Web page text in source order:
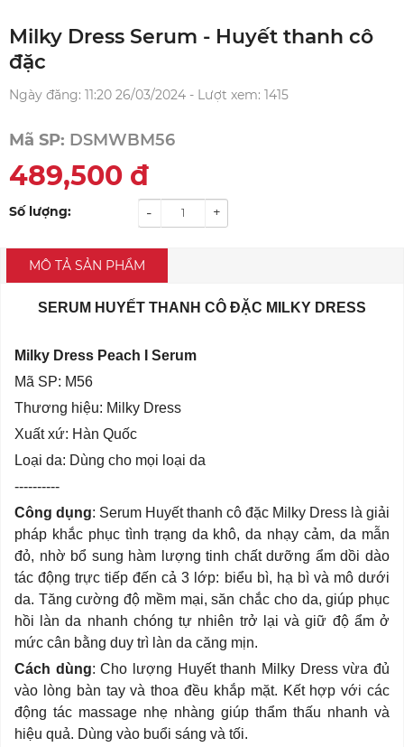
Milky Dress Serum - Huyết thanh cô
đặc
Ngày đăng: 11:20 26/03/2024 - Lượt xem: 1415
Mã SP: DSMWBM56
489,500 đ
Số lượng: +
-
MÔ TẢ SẢN PHẨM
SERUM HUYẾT THANH CÔ ĐẶC MILKY DRESS
Milky Dress Peach I Serum
Mã SP: M56
Thương hiệu: Milky Dress
Xuất xứ: Hàn Quốc
Loại da: Dùng cho mọi loại da
----------
Công dụng: Serum Huyết thanh cô đặc Milky Dress là giải
pháp khắc phục tình trạng da khô, da nhạy cảm, da mẫn
đỏ, nhờ bổ sung hàm lượng tinh chất dưỡng ẩm dồi dào
tác động trực tiếp đến cả 3 lớp: biểu bì, hạ bì và mô dưới
da. Tăng cường độ mềm mại, săn chắc cho da, giúp phục
hồi làn da nhanh chóng tự nhiên trở lại và giữ độ ẩm ở
mức cân bằng duy trì làn da căng mịn.
Cách dùng: Cho lượng Huyết thanh Milky Dress vừa đủ
vào lòng bàn tay và thoa đều khắp mặt. Kết hợp với các
động tác massage nhẹ nhàng giúp thẩm thấu nhanh và
hiệu quả. Dùng vào buổi sáng và tối.